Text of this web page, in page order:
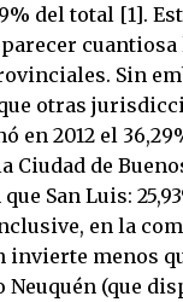
del total [1].
Sin
otras
en 2012 el
Ciudad de
San Luis:
en la
invierte menos
(que